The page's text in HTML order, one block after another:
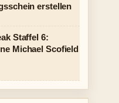
erstellen
Staffel 6:
Michael Scofield